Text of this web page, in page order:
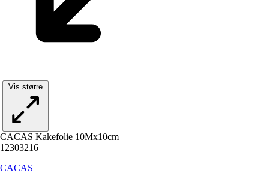
Vis større
CACAS Kakefolie 10Mx10cm
12303216
CACAS